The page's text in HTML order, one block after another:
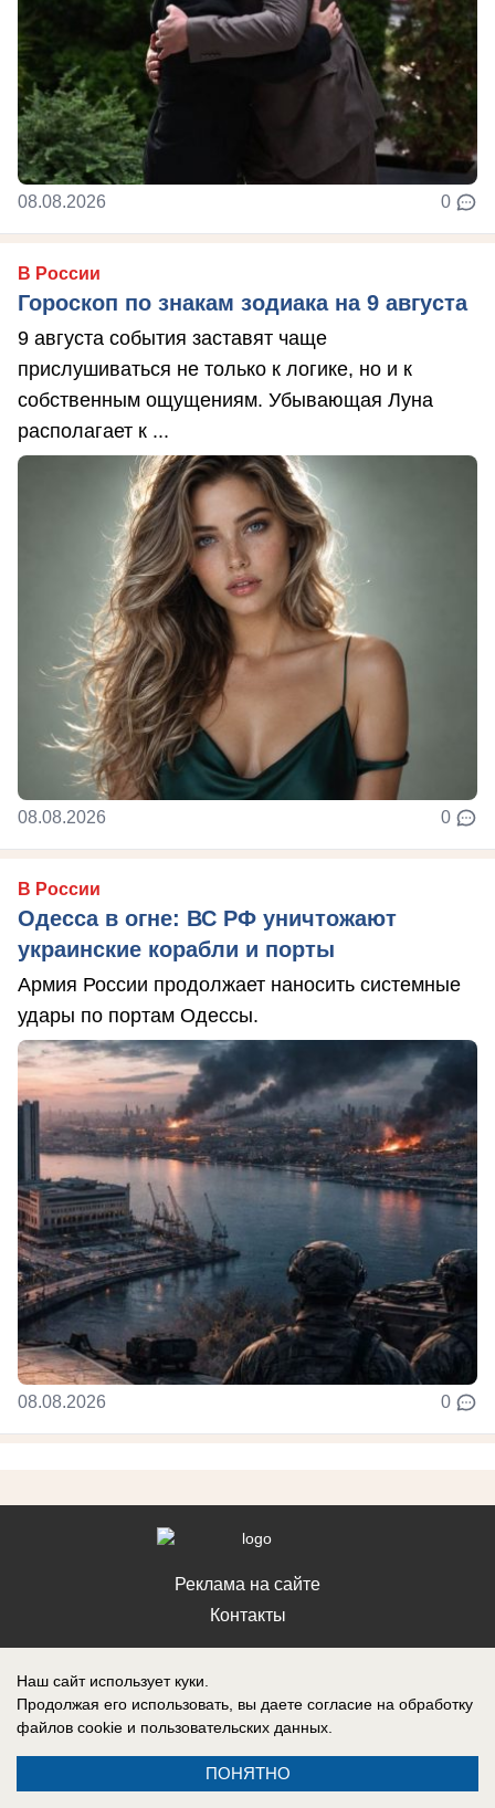
08.08.2026 0
В России
Гороскоп по знакам зодиака на 9 августа
9 августа события заставят чаще
прислушиваться не только к логике, но и к
собственным ощущениям. Убывающая Луна
располагает к ...
08.08.2026 0
В России
Одесса в огне: ВС РФ уничтожают
украинские корабли и порты
Армия России продолжает наносить системные
удары по портам Одессы.
08.08.2026 0
Реклама на сайте
Контакты
Наш сайт использует куки.
Продолжая его использовать, вы даете согласие на обработку
файлов cookie и пользовательских данных.
ПОНЯТНО